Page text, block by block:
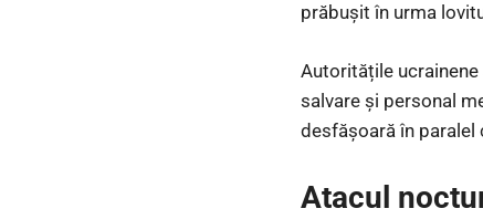
prăbușit în urma
Autoritățile
salvare și personal
desfășoară în paralel
Atacul